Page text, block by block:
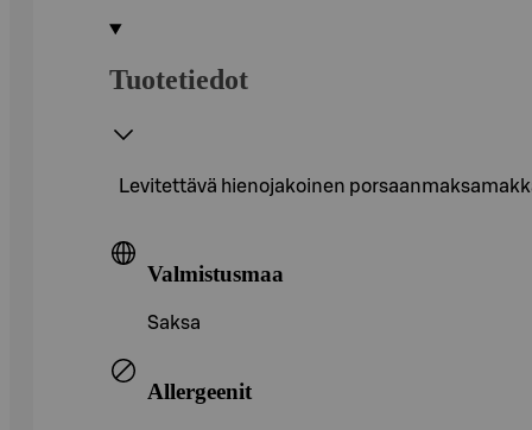
Tuotetiedot
Levitettävä hienojakoinen
Valmistusmaa
Saksa
Allergeenit